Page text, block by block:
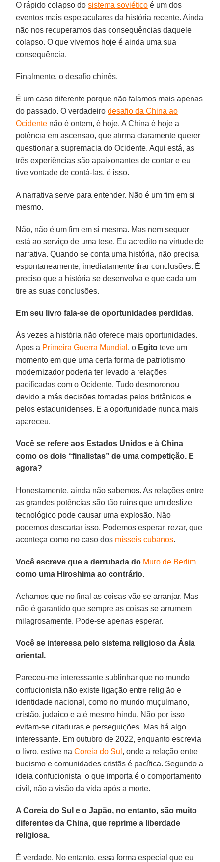
O rápido colapso dosistema soviético é um dos
eventos mais espetaculares da história recente. Ainda
não nos recuperamos das consequências daquele
colapso. O que vivemos hoje é ainda uma sua
consequência.
Finalmente, o desafio chinês.
É um caso diferente porque não falamos mais apenas
do passado. O verdadeirodesafio da China ao
Ocidente não é ontem, é hoje. A China é hoje a
potência em ascensão, que afirma claramente querer
questionar a supremacia do Ocidente. Aqui está, as
três experiências são apaixonantes de contar e eu
tive vontade de contá-las, é isso.
A narrativa serve para entender. Não é um fim em si
mesmo.
Não, não é um fim em si mesma. Mas nem sequer
está ao serviço de uma tese. Eu acredito na virtude de
narrativa. Quando se conta uma história, não precisa
espontaneamente, imediatamente tirar conclusões. É
preciso que a história se desenvolva e que cada um
tire as suas conclusões.
Em seu livro fala-se de oportunidades perdidas.
Às vezes a história não oferece mais oportunidades.
Após a Primeira Guerra Mundial , o Egito teve um
momento em que uma certa forma de patriotismo
modernizador poderia ter levado a relações
pacificadas com o Ocidente. Tudo desmoronou
devido a más decisões tomadas pelos britânicos e
pelos estadunidenses. E a oportunidade nunca mais
apareceu.
Você se refere aos Estados Unidos e à China
como os dois “finalistas” de uma competição. E
agora?
Honestamente, ainda não sabemos. As relações entre
as grandes potências são tão ruins que um deslize
tecnológico pode causar uma explosão. Não
podemos descartar isso. Podemos esperar, rezar, que
aconteça como no caso dos mísseis cubanos.
Você escreve que a derrubada do Muro de Berlim
como uma Hiroshima ao contrário.
Achamos que no final as coisas vão se arranjar. Mas
não é garantido que sempre as coisas se arrumem
milagrosamente. Pode-se apenas esperar.
Você se interessa pelo sistema religioso da Ásia
oriental.
Pareceu-me interessante sublinhar que no mundo
confucionista não existe ligação entre religião e
identidade nacional, como no mundo muçulmano,
cristão, judaico e até mesmo hindu. Não por isso
evitam-se ditaduras e perseguições. Mas há algo
interessante. Em outubro de 2022, enquanto escrevia
o livro, estive naCoreia do Sul , onde a relação entre
budismo e comunidades cristãs é pacífica. Segundo a
ideia confucionista, o que importa é o comportamento
civil, não a visão da vida após a morte.
A Coreia do Sul e o Japão, no entanto, são muito
diferentes da China, que reprime a liberdade
religiosa.
É verdade. No entanto, essa forma especial que eu